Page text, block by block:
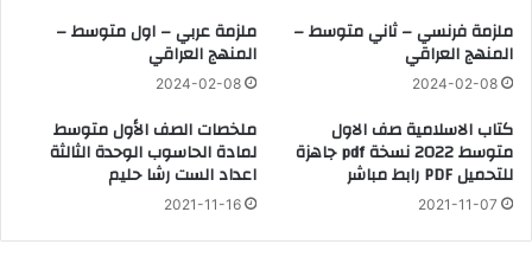
ملزمة فرنسي – ثاني متوسط –
المنهج العراقي
2024-02-08
ملزمة عربي – اول متوسط –
المنهج العراقي
2024-02-08
كتاب الاسلامية صف الاول
متوسط 2022 نسخة pdf جاهزة
للتحميل PDF رابط مباشر
2021-11-07
ملخصات الصف الأول متوسط
لمادة الحاسوب الوحدة الثالثة
اعداد الست رشا حليم
2021-11-16